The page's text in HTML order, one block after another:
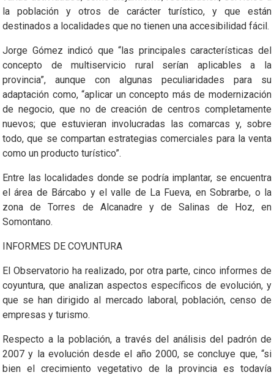
la población y otros de carácter turístico, y que están
destinados a localidades que no tienen una accesibilidad fácil.
Jorge Gómez indicó que “las principales características del
concepto de multiservicio rural serían aplicables a la
provincia”, aunque con algunas peculiaridades para su
adaptación como, “aplicar un concepto más de modernización
de negocio, que no de creación de centros completamente
nuevos; que estuvieran involucradas las comarcas y, sobre
todo, que se compartan estrategias comerciales para la venta
como un producto turístico”.
Entre las localidades donde se podría implantar, se encuentra
el área de Bárcabo y el valle de La Fueva, en Sobrarbe, o la
zona de Torres de Alcanadre y de Salinas de Hoz, en
Somontano.
INFORMES DE COYUNTURA
El Observatorio ha realizado, por otra parte, cinco informes de
coyuntura, que analizan aspectos específicos de evolución, y
que se han dirigido al mercado laboral, población, censo de
empresas y turismo.
Respecto a la población, a través del análisis del padrón de
2007 y la evolución desde el año 2000, se concluye que, “si
bien el crecimiento vegetativo de la provincia es todavía